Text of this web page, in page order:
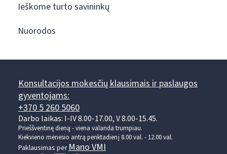
Ieškome turto savininkų
Nuorodos
Konsultacijos mokesčių klausimais ir paslaugos
gyventojams:
+370 5 260 5060
Darbo laikas: I-IV 8.00-17.00, V 8.00-15.45.
Prieššventinę dieną - viena valanda trumpiau.
Kiekvieno mėnesio antrą penktadienį 8.00 val. - 12.00 val.
Paklausimas perMano VMI